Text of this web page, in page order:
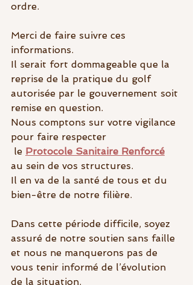
ordre.
Merci de faire suivre ces
informations.
Il serait fort dommageable que la
reprise de la pratique du golf
autorisée par le gouvernement soit
remise en question.
Nous comptons sur votre vigilance
pour faire respecter
le Protocole Sanitaire Renforcé
au sein de vos structures.
Il en va de la santé de tous et du
bien-être de notre filière.
Dans cette période difficile, soyez
assuré de notre soutien sans faille
et nous ne manquerons pas de
vous tenir informé de l’évolution
de la situation.